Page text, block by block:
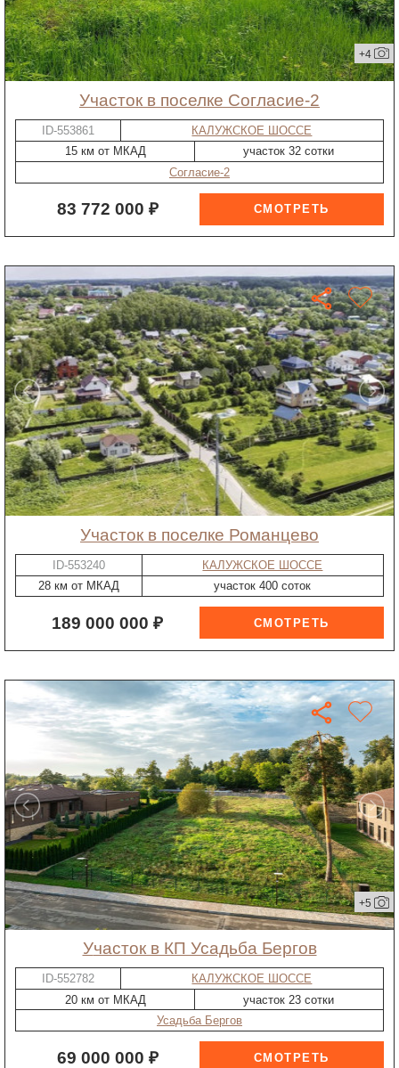
+4
участок в поселке Согласие-2
ID-553861
КАЛУЖСКОЕ ШОССЕ
15 км от МКАД
участок 32 сотки
Согласие-2
83 772 000 ₽
участок в поселке Романцево
ID-553240
КАЛУЖСКОЕ ШОССЕ
28 км от МКАД
участок 400 соток
189 000 000 ₽
+5
участок в КП Усадьба Бергов
ID-552782
КАЛУЖСКОЕ ШОССЕ
20 км от МКАД
участок 23 сотки
Усадьба Бергов
69 000 000 ₽